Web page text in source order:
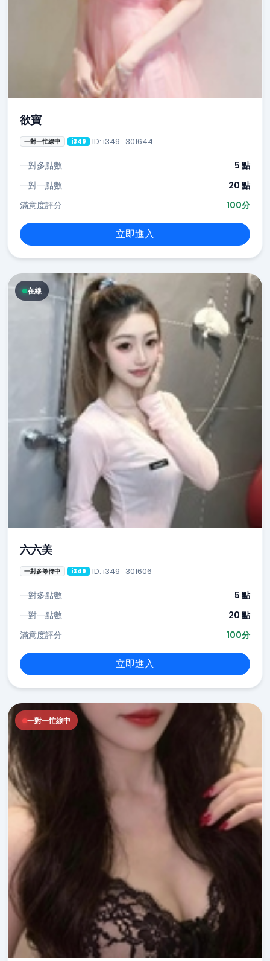
欲寶
一對一忙線中 i349 ID: i349_301644
一對多點數
5 點
一對一點數
20 點
滿意度評分
100分
立即進入
在線
六六美
一對多等待中 i349 ID: i349_301606
一對多點數
5 點
一對一點數
20 點
滿意度評分
100分
立即進入
一對一忙線中